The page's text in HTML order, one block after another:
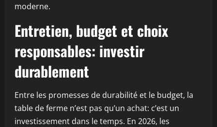
moderne.
Entretien, budget et choix
responsables: investir
durablement
Entre les promesses de durabilité et le budget, la
table de ferme n’est pas qu’un achat: c’est un
investissement dans le temps. En 2026, les